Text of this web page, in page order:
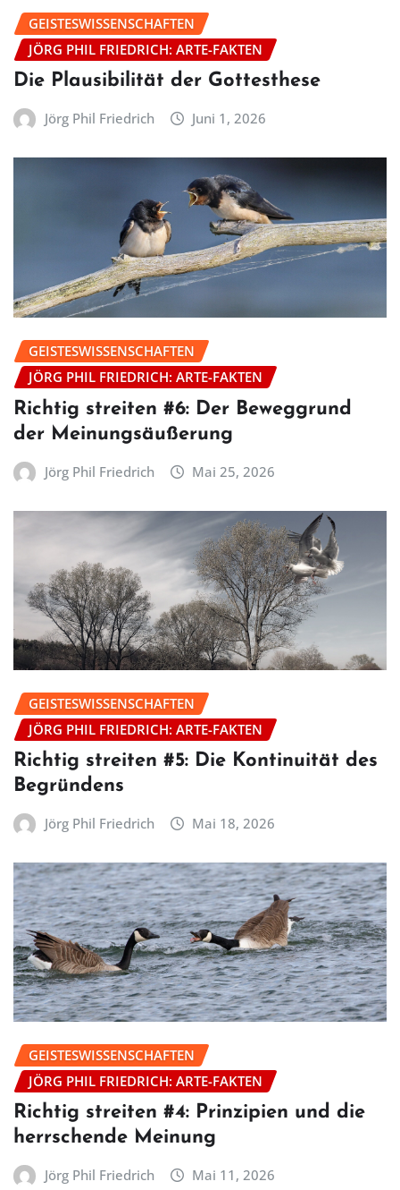
GEISTESWISSENSCHAFTEN
JÖRG PHIL FRIEDRICH: ARTE-FAKTEN
Die Plausibilität der Gottesthese
Jörg Phil Friedrich Juni 1, 2026
GEISTESWISSENSCHAFTEN
JÖRG PHIL FRIEDRICH: ARTE-FAKTEN
Richtig streiten #6: Der Beweggrund
der Meinungsäußerung
Jörg Phil Friedrich Mai 25, 2026
GEISTESWISSENSCHAFTEN
JÖRG PHIL FRIEDRICH: ARTE-FAKTEN
Richtig streiten #5: Die Kontinuität des
Begründens
Jörg Phil Friedrich Mai 18, 2026
GEISTESWISSENSCHAFTEN
JÖRG PHIL FRIEDRICH: ARTE-FAKTEN
Richtig streiten #4: Prinzipien und die
herrschende Meinung
Jörg Phil Friedrich Mai 11, 2026